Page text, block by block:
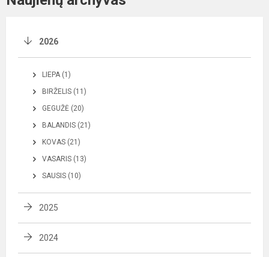
2026
LIEPA (1)
BIRŽELIS (11)
GEGUŽĖ (20)
BALANDIS (21)
KOVAS (21)
VASARIS (13)
SAUSIS (10)
2025
2024